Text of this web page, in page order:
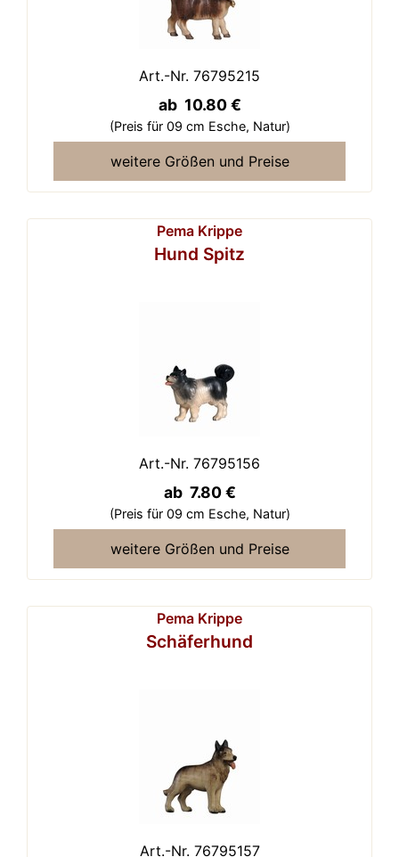
Art.-Nr. 76795215
ab 10.80 €
(Preis für 09 cm Esche, Natur)
weitere Größen und Preise
Pema Krippe
Hund Spitz
Art.-Nr. 76795156
ab 7.80 €
(Preis für 09 cm Esche, Natur)
weitere Größen und Preise
Pema Krippe
Schäferhund
Art.-Nr. 76795157